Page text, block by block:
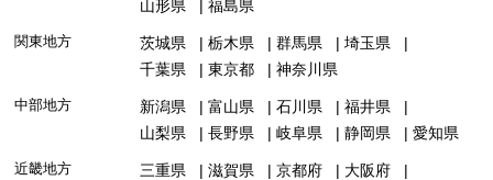
山形県
福島県
関東地方 茨城県 栃木県 群馬県
埼玉県
千葉県
東京都 神奈川県
中部地方 新潟県 富山県 石川県
福井県
山梨県
長野県 岐阜県 静岡県 愛知県
近畿地方 三重県 滋賀県 京都府
大阪府